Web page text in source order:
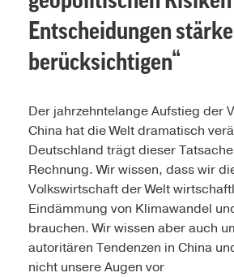
Entscheidungen
berücksichtigen“
Der jahrzehntelange Aufstieg der
China hat die Welt dramatisch
Deutschland trägt dieser
Rechnung. Wir wissen, dass wir
Volkswirtschaft der Welt
Eindämmung von Klimawandel
brauchen. Wir wissen aber auch
autoritären Tendenzen in China
nicht unsere Augen vor